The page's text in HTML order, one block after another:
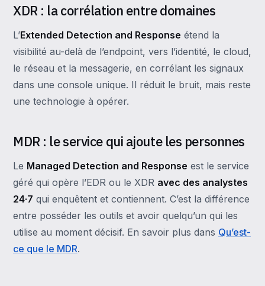
XDR : la corrélation entre domaines
L’Extended Detection and Response étend la
visibilité au-delà de l’endpoint, vers l’identité, le cloud,
le réseau et la messagerie, en corrélant les signaux
dans une console unique. Il réduit le bruit, mais reste
une technologie à opérer.
MDR : le service qui ajoute les personnes
Le Managed Detection and Response est le service
géré qui opère l’EDR ou le XDR avec des analystes
24·7 qui enquêtent et contiennent. C’est la différence
entre posséder les outils et avoir quelqu’un qui les
utilise au moment décisif. En savoir plus dans Qu’est-
ce que le MDR.